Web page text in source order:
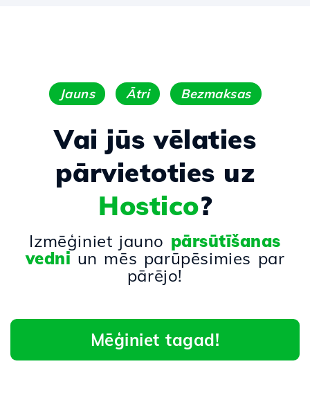
Jauns Ātri Bezmaksas
Vai jūs vēlaties
pārvietoties uz
Hostico?
Izmēģiniet jauno pārsūtīšanas
vedni un mēs parūpēsimies par
pārējo!
Mēģiniet tagad!